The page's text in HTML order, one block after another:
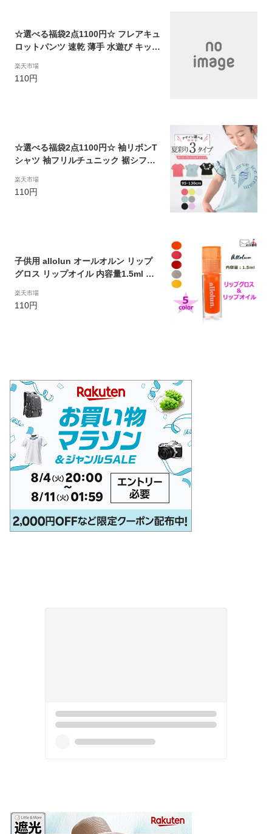
☆選べる福袋2点1100円☆ フレアキュ
ロットパンツ 速乾 薄手 水遊び キッズ
ボン付き バンダナ柄 花柄 おしゃれ か
わいい 可愛い カジュアル ナチュラル
楽天市場
110円
☆選べる福袋2点1100円☆ 袖リボンT
シャツ 袖フリルチュニック 裾シフォ
供 女の子 ジュニア おしゃれ かわいい
可愛い カジュアル ナチュラル ガーリ
楽天市場
110円
子供用 allolun オールオルン リップ
グロス リップオイル 内容量1.5ml オ
ー 【 U581911 】【 子供用化粧品 コ
スメ キッズ ジュニア 女の子 小学生
楽天市場
110円